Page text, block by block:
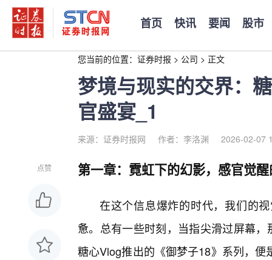
首页 快讯 要闻 股市
您当前的位置： 证券时报 > 公司 > 正文
梦境与现实的交界：
官盛宴_1
来源：证券时报网 作者：李洛渊 2026-02-07
点赞 第一章：霓虹下的幻影，感官觉
在这个信息爆炸的时代，我们的
惫。总有一些时刻，当指尖滑过屏幕
糖心Vlog推出的《御梦子18》系列，